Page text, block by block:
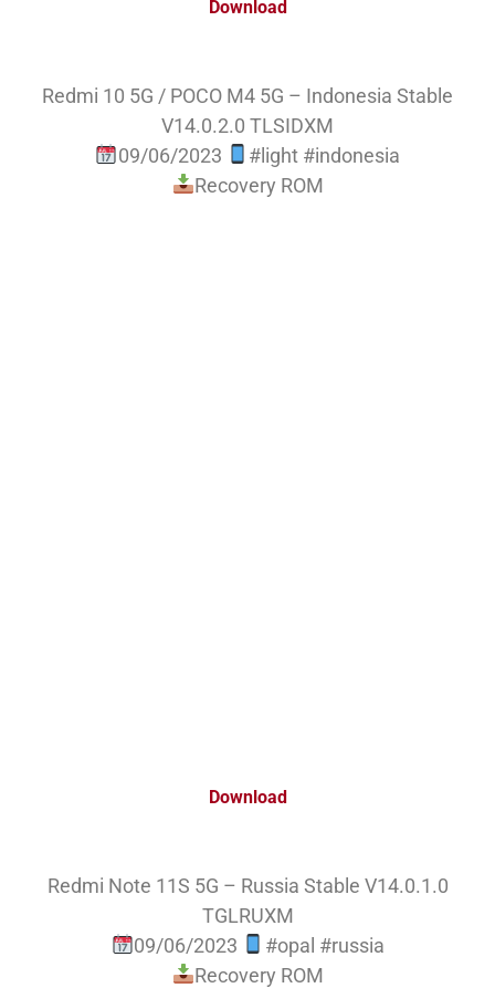
Download
Redmi 10 5G / POCO M4 5G – Indonesia Stable
V14.0.2.0 TLSIDXM
09/06/2023
#light #indonesia
Recovery ROM
Download
Redmi Note 11S 5G – Russia Stable V14.0.1.0
TGLRUXM
09/06/2023
#opal #russia
Recovery ROM